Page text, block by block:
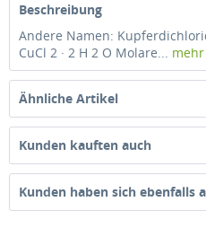
Beschreibung
Andere Namen:
CuCl 2 · 2 H 2 O Molare... mehr
Ähnliche Artikel
Kunden kauften auch
Kunden haben sich ebenfalls